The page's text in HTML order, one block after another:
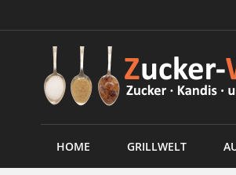
zum
HOME GRILLWELT